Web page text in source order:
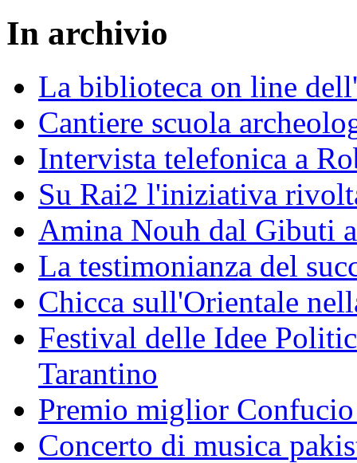
In archivio
La biblioteca on line
Cantiere scuola
Intervista telefonica a
Su Rai2 l'iniziativa
Amina Nouh dal Gibuti
La testimonianza del
Chicca sull'Orientale
Festival delle Idee
Tarantino
Premio miglior
Concerto di musica